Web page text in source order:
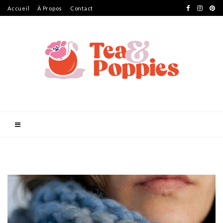
Accueil À Propos Contact